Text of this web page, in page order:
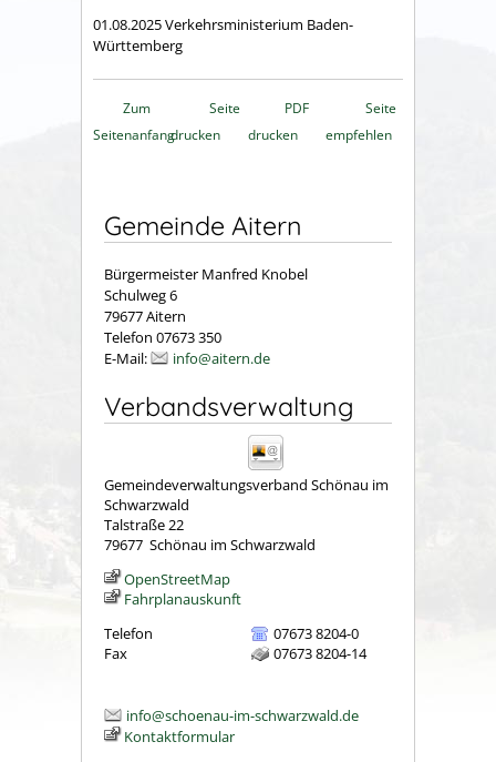
01.08.2025 Verkehrsministerium Baden-
Württemberg
Zum
Seitenanfang
Seite
drucken
PDF
drucken
Seite
empfehlen
Gemeinde Aitern
Bürgermeister Manfred Knobel
Schulweg 6
79677 Aitern
Telefon 07673 350
E-Mail:
info@aitern.de
Verbandsverwaltung
Gemeindeverwaltungsverband Schönau im
Schwarzwald
Talstraße 22
79677 Schönau im Schwarzwald
OpenStreetMap
Fahrplanauskunft
Telefon
07673 8204-0
Fax
07673 8204-14
info@schoenau-im-schwarzwald.de
Kontaktformular